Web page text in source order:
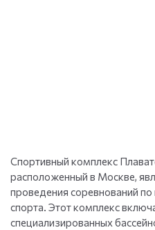
Спортивный комплекс
расположенный в Москве,
проведения соревнований
спорта. Этот комплекс
специализированных